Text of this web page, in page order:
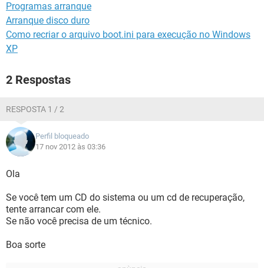
Programas arranque
Arranque disco duro
Como recriar o arquivo boot.ini para execução no Windows
XP
2 Respostas
RESPOSTA 1 / 2
Perfil bloqueado
17 nov 2012 às 03:36
Ola
Se você tem um CD do sistema ou um cd de recuperação,
tente arrancar com ele.
Se não você precisa de um técnico.
Boa sorte